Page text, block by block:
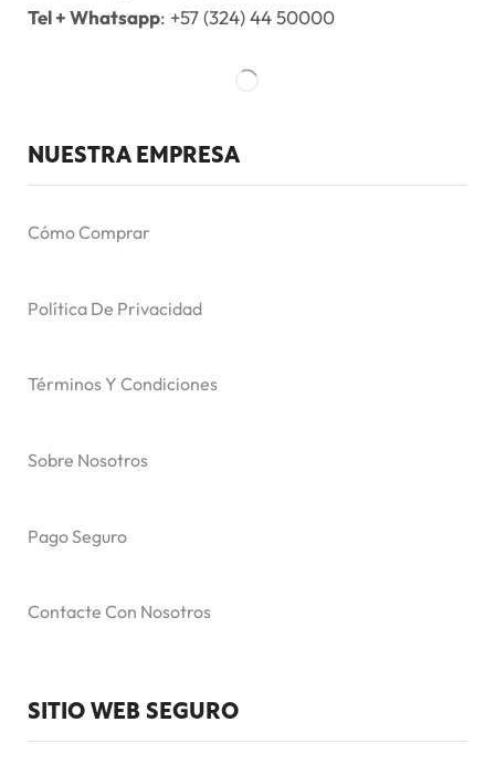
Tel + Whatsapp: +57 (324) 44 50000
NUESTRA EMPRESA
Cómo Comprar
Política De Privacidad
Términos Y Condiciones
Sobre Nosotros
Pago Seguro
Contacte Con Nosotros
SITIO WEB SEGURO